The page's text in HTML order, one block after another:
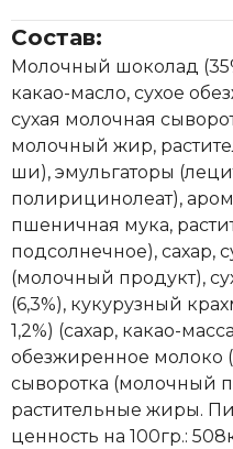
Состав:
Молочный шоколад
какао-масло, сухое
сухая молочная
молочный жир,
ши), эмульгаторы
полирицинолеат),
пшеничная мука,
подсолнечное), сахар,
(молочный продукт),
(6,3%), кукурузный
1,2%) (сахар, какао-
обезжиренное молоко
сыворотка (молочный
растительные жиры.
ценность на 100гр.: